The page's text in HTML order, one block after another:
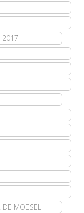
2017
DE MOESEL